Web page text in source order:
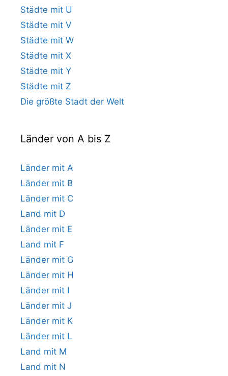
Städte mit U
Städte mit V
Städte mit W
Städte mit X
Städte mit Y
Städte mit Z
Die größte Stadt der Welt
Länder von A bis Z
Länder mit A
Länder mit B
Länder mit C
Land mit D
Länder mit E
Land mit F
Länder mit G
Länder mit H
Länder mit I
Länder mit J
Länder mit K
Länder mit L
Land mit M
Land mit N